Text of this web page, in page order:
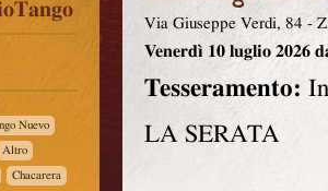
Via Giuseppe Verdi, 84-
Venerdì 10 luglio 2026
Tesseramento:
LA SERATA
Nuevo
Altro
Chacarera